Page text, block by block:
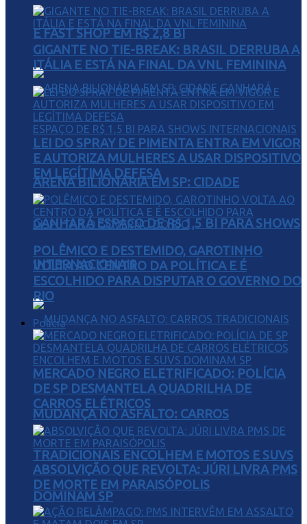
E FAST SHOP EM R$ 2,8 BI
ARENA BILIONÁRIA EM SP: CIDADE
GANHARÁ ESPAÇO DE R$ 1,5 BI PARA SHOWS
INTERNACIONAIS
MUDANÇA NO ASFALTO: CARROS
TRADICIONAIS ENCOLHEM E MOTOS E SUVS
DOMINAM SP
GIGANTE NO TIE-BREAK: BRASIL DERRUBA A
ITÁLIA E ESTÁ NA FINAL DA VNL FEMININA
LEI DO SPRAY DE PIMENTA ENTRA EM VIGOR
E AUTORIZA MULHERES A USAR DISPOSITIVO
EM LEGÍTIMA DEFESA
POLÊMICO E DESTEMIDO, GAROTINHO
VOLTA AO CENTRO DA POLÍTICA E É
ESCOLHIDO PARA DISPUTAR O GOVERNO DO
RIO
Polícia
MERCADO NEGRO ELETRIFICADO: POLÍCIA
DE SP DESMANTELA QUADRILHA DE
CARROS ELÉTRICOS
ABSOLVIÇÃO QUE REVOLTA: JÚRI LIVRA PMS
DE MORTE EM PARAISÓPOLIS